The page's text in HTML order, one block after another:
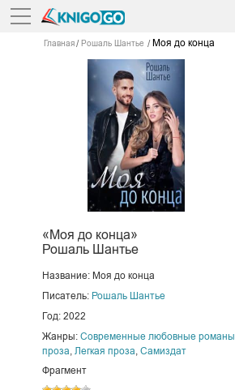
Главная Рошаль Шантье Моя до конца
«Моя до конца»
Рошаль Шантье
Название: Моя до конца
Писатель: Рошаль Шантье
Год: 2022
Жанры: Современные любовные романы
проза Легкая проза Самиздат
Фрагмент